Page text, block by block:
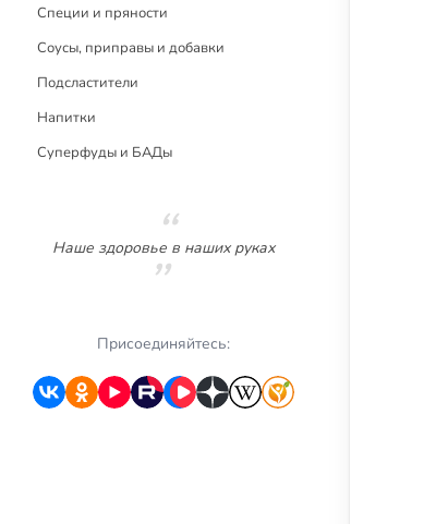
Специи и пряности
Соусы, приправы и добавки
Подсластители
Напитки
Суперфуды и БАДы
Наше здоровье в наших руках
Присоединяйтесь: